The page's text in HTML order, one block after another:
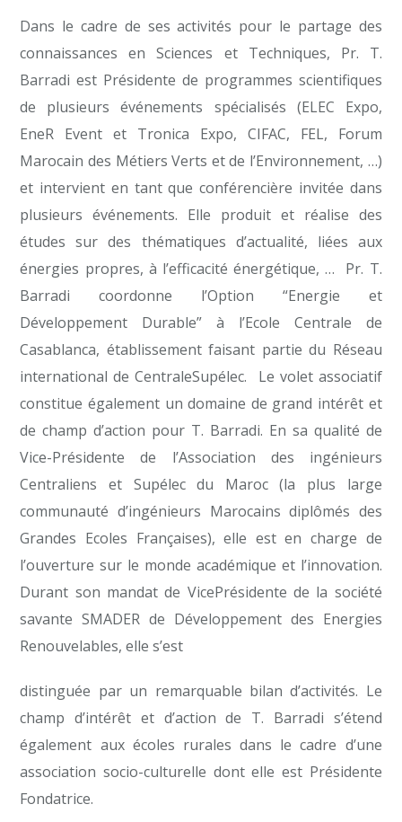
Dans le cadre de ses activités pour le partage des
connaissances en Sciences et Techniques, Pr. T.
Barradi est Présidente de programmes scientifiques
de plusieurs événements spécialisés (ELEC Expo,
EneR Event et Tronica Expo, CIFAC, FEL, Forum
Marocain des Métiers Verts et de l’Environnement, …)
et intervient en tant que conférencière invitée dans
plusieurs événements. Elle produit et réalise des
études sur des thématiques d’actualité, liées aux
énergies propres, à l’efficacité énergétique, … Pr. T.
Barradi coordonne l’Option “Energie et
Développement Durable” à l’Ecole Centrale de
Casablanca, établissement faisant partie du Réseau
international de CentraleSupélec. Le volet associatif
constitue également un domaine de grand intérêt et
de champ d’action pour T. Barradi. En sa qualité de
Vice-Présidente de l’Association des ingénieurs
Centraliens et Supélec du Maroc (la plus large
communauté d’ingénieurs Marocains diplômés des
Grandes Ecoles Françaises), elle est en charge de
l’ouverture sur le monde académique et l’innovation.
Durant son mandat de VicePrésidente de la société
savante SMADER de Développement des Energies
Renouvelables, elle s’est
distinguée par un remarquable bilan d’activités. Le
champ d’intérêt et d’action de T. Barradi s’étend
également aux écoles rurales dans le cadre d’une
association socio-culturelle dont elle est Présidente
Fondatrice.